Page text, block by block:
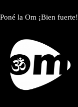
Poné la Om ¡Bien fuerte!